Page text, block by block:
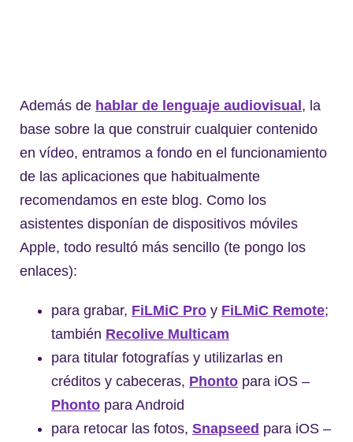
Además de hablar de lenguaje audiovisual , la
base sobre la que construir cualquier contenido
en vídeo, entramos a fondo en el funcionamiento
de las aplicaciones que habitualmente
recomendamos en este blog. Como los
asistentes disponían de dispositivos móviles
Apple, todo resultó más sencillo (te pongo los
enlaces):
para grabar, FiLMiC Pro y FiLMiC Remote;
también Recolive Multicam
para titular fotografías y utilizarlas en
créditos y cabeceras, Phonto para iOS –
Phonto para Android
para retocar las fotos, Snapseed para iOS –